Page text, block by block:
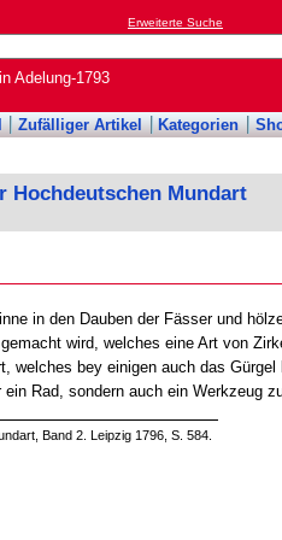
Erweiterte Suche
Adelung-1793
Zufälliger Artikel Kategorien
Hochdeutschen Mundart
in den Dauben der Fässer und
wird, welches eine Art von
bey einigen auch das
ein Rad, sondern auch ein Werkzeug
Band 2. Leipzig 1796, S. 584.